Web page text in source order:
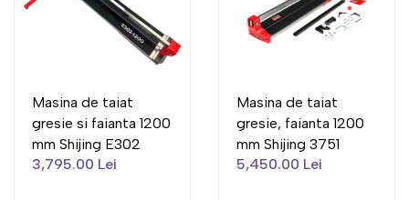
Masina de taiat
gresie si faianta 1200
mm Shijing E302
3,795.00 Lei
Masina de taiat
gresie, faianta 1200
mm Shijing 3751
5,450.00 Lei